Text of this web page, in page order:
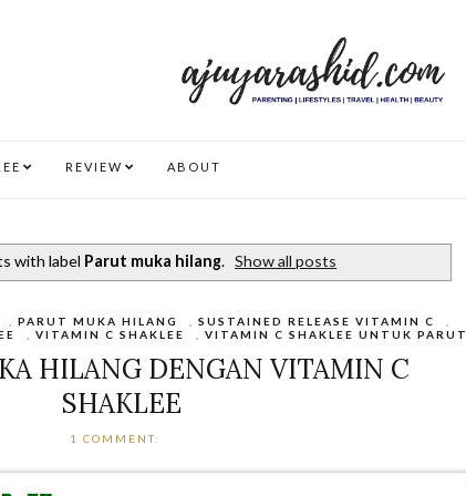
REVIEW ABOUT
with label Parut muka hilang. Show all posts
,PARUT MUKA HILANG ,SUSTAINED RELEASE VITAMIN C
,VITAMIN C SHAKLEE ,VITAMIN C SHAKLEE UNTUK PARUT
HILANG DENGAN VITAMIN C
SHAKLEE
1 COMMENT: